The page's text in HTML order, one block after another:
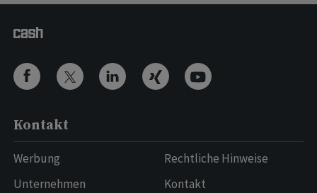
Kontakt
Werbung
Unternehmen
Rechtliche Hinweise
Kontakt